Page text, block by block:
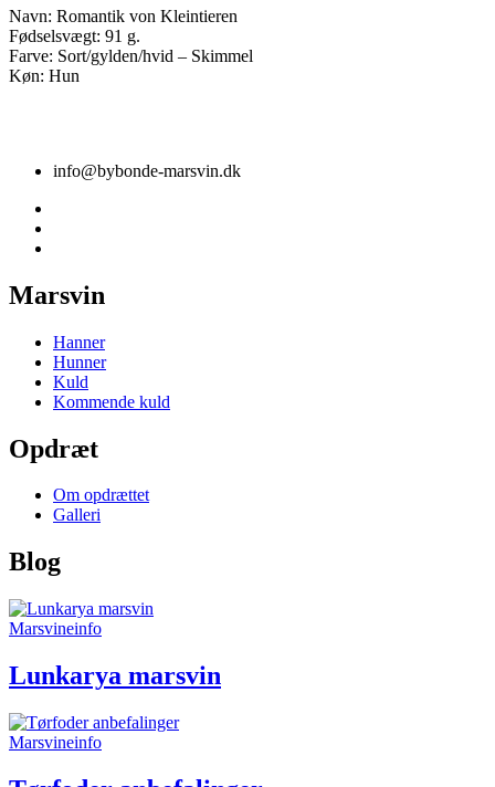
Navn: Romantik von Kleintieren
Fødselsvægt: 91 g.
Farve: Sort/gylden/hvid – Skimmel
Køn: Hun
info@bybonde-marsvin.dk
Marsvin
Hanner
Hunner
Kuld
Kommende kuld
Opdræt
Om opdrættet
Galleri
Blog
Marsvineinfo
Lunkarya marsvin
Marsvineinfo